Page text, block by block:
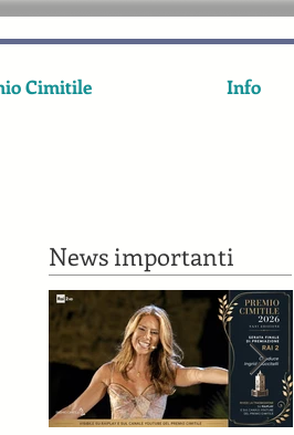
Cimitile Info
News importanti